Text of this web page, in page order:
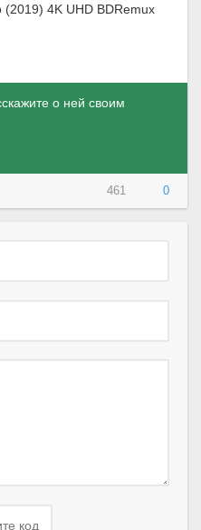
(2019) 4K UHD BDRemux
о ней своим
461 0